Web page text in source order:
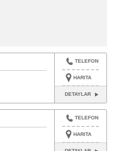
TELEFON
HARITA
DETAYLAR
TELEFON
HARITA